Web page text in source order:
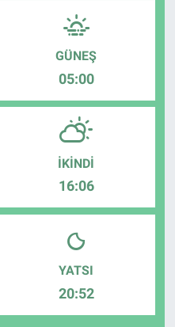
GÜNEŞ
05:00
İKINDI
16:06
YATSI
20:52